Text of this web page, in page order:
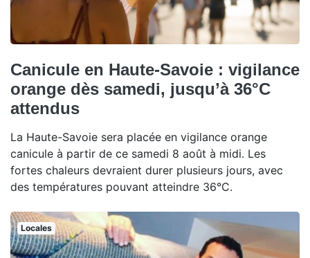
Canicule en Haute-Savoie : vigilance
orange dès samedi, jusqu’à 36°C
attendus
La Haute-Savoie sera placée en vigilance orange
canicule à partir de ce samedi 8 août à midi. Les
fortes chaleurs devraient durer plusieurs jours, avec
des températures pouvant atteindre 36°C.
Locales